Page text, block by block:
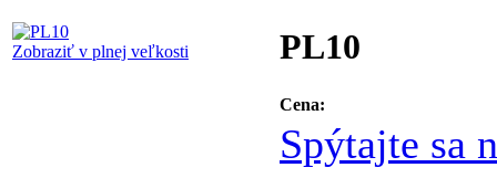
Zobraziť v plnej veľkosti PL10
Cena:
Spýtajte sa